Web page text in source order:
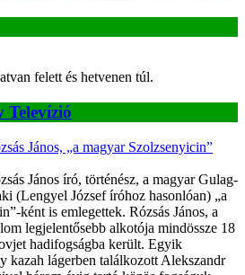
felett és hetvenen túl.
János, „a magyar Szolzsenyicin”
János író, történész, a magyar Gulag-
(Lengyel József íróhoz hasonlóan) „a
ként is emlegettek. Rózsás János, a
legjelentősebb alkotója mindössze 18
hadifogságba került. Egyik
kazah lágerben találkozott Alekszandr